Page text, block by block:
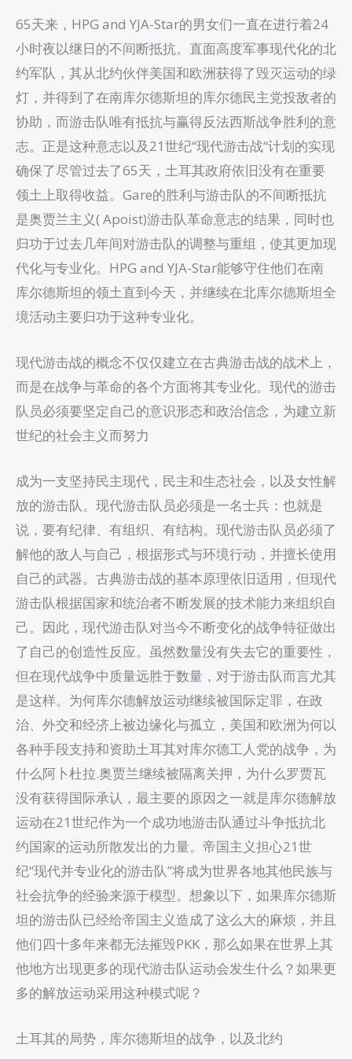
65天来，HPG and YJA-Star的男女们一直在进行着24
小时夜以继日的不间断抵抗。直面高度军事现代化的北
约军队，其从北约伙伴美国和欧洲获得了毁灭运动的绿
灯，并得到了在南库尔德斯坦的库尔德民主党投敌者的
协助，而游击队唯有抵抗与赢得反法西斯战争胜利的意
志。正是这种意志以及21世纪“现代游击战“计划的实现
确保了尽管过去了65天，土耳其政府依旧没有在重要
领土上取得收益。Gare的胜利与游击队的不间断抵抗
是奥贾兰主义( Apoist)游击队革命意志的结果，同时也
归功于过去几年间对游击队的调整与重组，使其更加现
代化与专业化。HPG and YJA-Star能够守住他们在南
库尔德斯坦的领土直到今天，并继续在北库尔德斯坦全
境活动主要归功于这种专业化。
现代游击战的概念不仅仅建立在古典游击战的战术上，
而是在战争与革命的各个方面将其专业化。现代的游击
队员必须要坚定自己的意识形态和政治信念，为建立新
世纪的社会主义而努力
成为一支坚持民主现代，民主和生态社会，以及女性解
放的游击队。现代游击队员必须是一名士兵：也就是
说，要有纪律、有组织、有结构。现代游击队员必须了
解他的敌人与自己，根据形式与环境行动，并擅长使用
自己的武器。古典游击战的基本原理依旧适用，但现代
游击队根据国家和统治者不断发展的技术能力来组织自
己。因此，现代游击队对当今不断变化的战争特征做出
了自己的创造性反应。虽然数量没有失去它的重要性，
但在现代战争中质量远胜于数量，对于游击队而言尤其
是这样。为何库尔德解放运动继续被国际定罪，在政
治、外交和经济上被边缘化与孤立，美国和欧洲为何以
各种手段支持和资助土耳其对库尔德工人党的战争，为
什么阿卜杜拉.奥贾兰继续被隔离关押，为什么罗贾瓦
没有获得国际承认，最主要的原因之一就是库尔德解放
运动在21世纪作为一个成功地游击队通过斗争抵抗北
约国家的运动所散发出的力量。帝国主义担心21世
纪“现代并专业化的游击队”将成为世界各地其他民族与
社会抗争的经验来源于模型。想象以下，如果库尔德斯
坦的游击队已经给帝国主义造成了这么大的麻烦，并且
他们四十多年来都无法摧毁PKK，那么如果在世界上其
他地方出现更多的现代游击队运动会发生什么？如果更
多的解放运动采用这种模式呢？
土耳其的局势，库尔德斯坦的战争，以及北约